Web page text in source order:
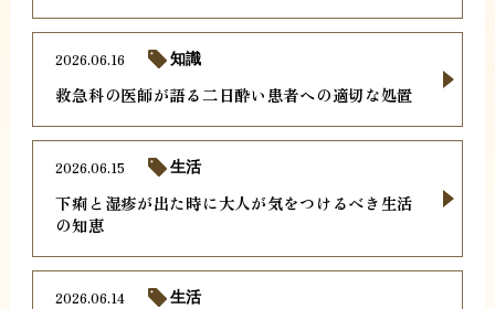
救急科の医師が語る二日酔い患者への適切な処置
2026.06.16 知識
下痢と湿疹が出た時に大人が気をつけるべき生活
の知恵
2026.06.15 生活
2026.06.14 生活